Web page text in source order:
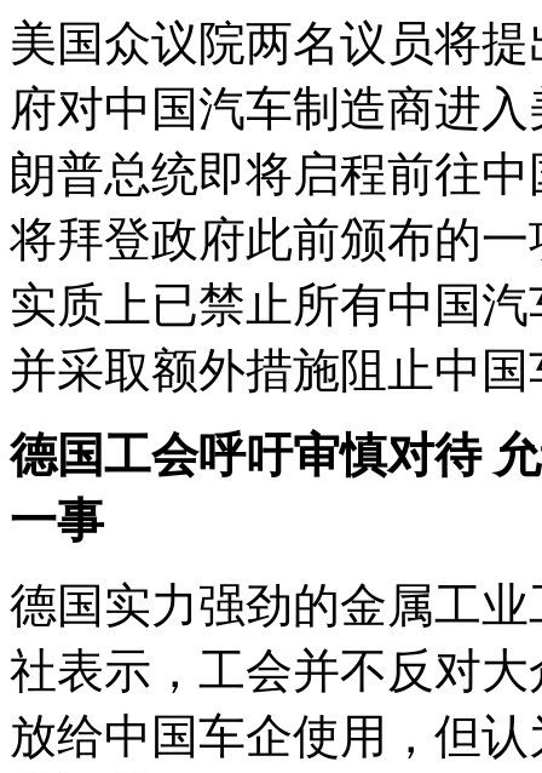
美国众议院两名议员将
府对中国汽车制造商进
朗普总统即将启程前往
将拜登政府此前颁布的
实质上已禁止所有中国
并采取额外措施阻止中
德国工会呼吁审慎对待
一事
德国实力强劲的金属工
社表示，工会并不反对
放给中国车企使用，但